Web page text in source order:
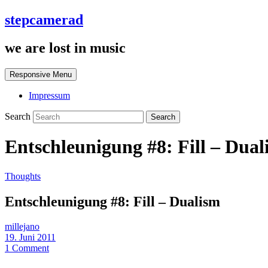
stepcamerad
we are lost in music
Responsive Menu
Impressum
Search
Entschleunigung #8: Fill –
Thoughts
Entschleunigung #8: Fill – Dualism
millejano
19. Juni 2011
1 Comment